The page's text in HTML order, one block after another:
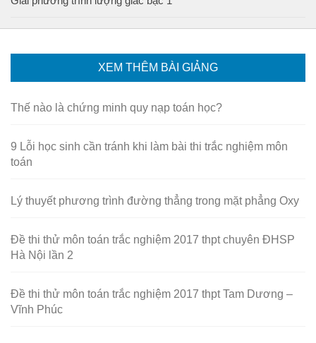
XEM THÊM BÀI GIẢNG
Thế nào là chứng minh quy nạp toán học?
9 Lỗi học sinh cần tránh khi làm bài thi trắc nghiệm môn
toán
Lý thuyết phương trình đường thẳng trong mặt phẳng Oxy
Đề thi thử môn toán trắc nghiệm 2017 thpt chuyên ĐHSP
Hà Nội lần 2
Đề thi thử môn toán trắc nghiệm 2017 thpt Tam Dương –
Vĩnh Phúc